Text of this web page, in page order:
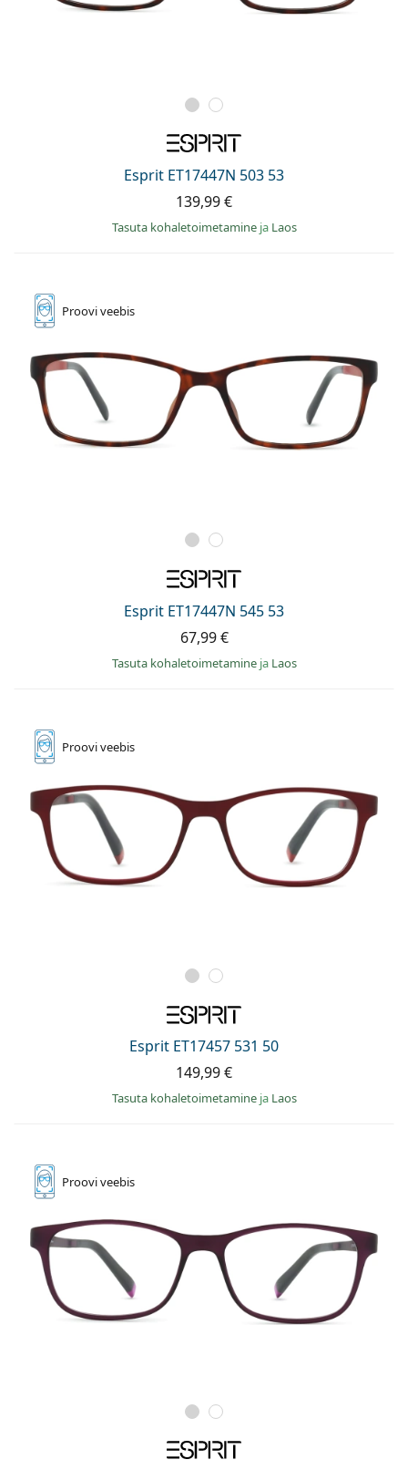
Esprit ET17447N 503 53
139,99 €
Tasuta kohaletoimetamine ja Laos
Prooviveebis
Esprit ET17447N 545 53
67,99 €
Tasuta kohaletoimetamine ja Laos
Prooviveebis
Esprit ET17457 531 50
149,99 €
Tasuta kohaletoimetamine ja Laos
Prooviveebis